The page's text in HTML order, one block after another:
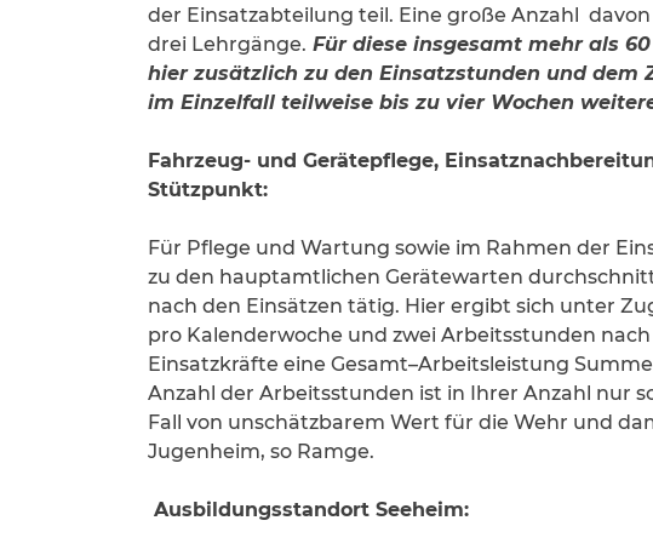
der Einsatzabteilung teil. Eine große Anzahl
drei Lehrgänge. Für diese insgesamt mehr als
hier zusätzlich zu den Einsatzstunden und dem
im Einzelfall teilweise bis zu vier Wochen
Fahrzeug- und Gerätepflege,
Stützpunkt:
Für Pflege und Wartung sowie im Rahmen der
zu den hauptamtlichen Gerätewarten
nach den Einsätzen tätig. Hier ergibt sich unter
pro Kalenderwoche und zwei Arbeitsstunden
Einsatzkräfte eine Gesamt–Arbeitsleistung
Anzahl der Arbeitsstunden ist in Ihrer Anzahl nur
Fall von unschätzbarem Wert für die Wehr und
Jugenheim, so Ramge.
Ausbildungsstandort Seeheim: